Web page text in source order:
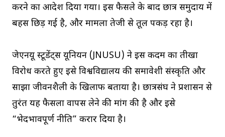
करने का आदेश दिया गया। इस फैसले के बाद छात्र समुदाय में
बहस छिड़ गई है, और मामला तेजी से तूल पकड़ रहा है।
जेएनयू स्टूडेंट्स यूनियन (JNUSU) ने इस कदम का तीखा
विरोध करते हुए इसे विश्वविद्यालय की समावेशी संस्कृति और
साझा जीवनशैली के खिलाफ बताया है। छात्रसंघ ने प्रशासन से
तुरंत यह फैसला वापस लेने की मांग की है और इसे
“भेदभावपूर्ण नीति” करार दिया है।